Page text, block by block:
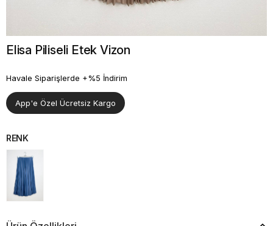
Elisa Piliseli Etek Vizon
Havale Siparişlerde +%5 İndirim
App'e Özel Ücretsiz Kargo
RENK